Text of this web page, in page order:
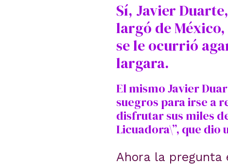
Sí, Javier
largó de
se le ocurrió
largara.
El mismo Javier
suegros para irse a
disfrutar sus miles
Licuadora\”, que
Ahora la pregunta